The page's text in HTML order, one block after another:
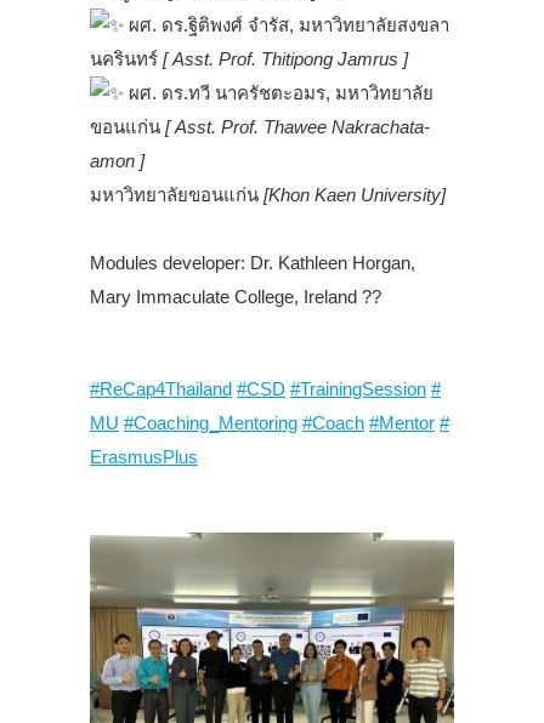
ผศ. ดร.ฐิติพงศ์ จำรัส, มหาวิทยาลัยสงขลา
นครินทร์ [ Asst. Prof. Thitipong Jamrus ]
ผศ. ดร.ทวี นาครัชตะอมร, มหาวิทยาลัย
ขอนแก่น [ Asst. Prof. Thawee Nakrachata-
amon ]
มหาวิทยาลัยขอนแก่น [Khon Kaen University]
Modules developer: Dr. Kathleen Horgan,
Mary Immaculate College, Ireland ??
#ReCap4Thailand #CSD #TrainingSession #
MU #Coaching_Mentoring #Coach #Mentor #
ErasmusPlus